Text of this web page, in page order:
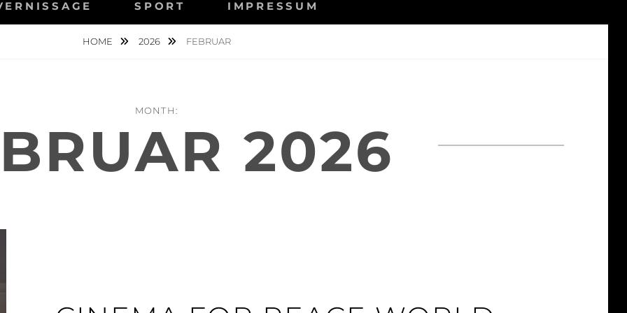
SPORT IMPRESSUM
HOME 2026 FEBRUAR
MONTH:
2026